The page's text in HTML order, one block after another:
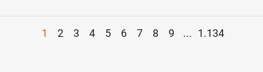
1 2 3 4 5 6 7 8 9 ... 1.134